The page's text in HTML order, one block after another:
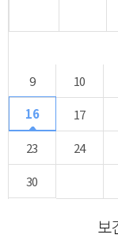
9
10
16
17
23
24
30
보